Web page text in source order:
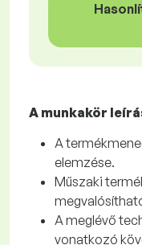
A munkakör
A
elemzése.
Műszaki
A meglévő
vonatkozó